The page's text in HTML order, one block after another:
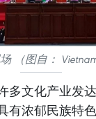
（图自：
多文化产业发
有浓郁民族特